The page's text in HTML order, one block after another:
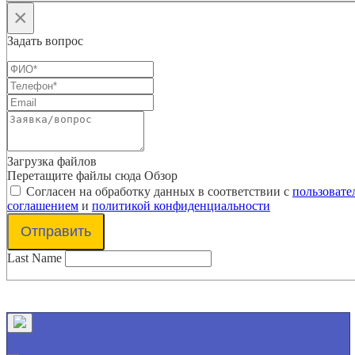
×
Задать вопрос
Загрузка файлов
Перетащите файлы сюда Обзор
Согласен на обработку данных в соответствии с
соглашением и политикой конфиденциальности
Отправить
Last Name